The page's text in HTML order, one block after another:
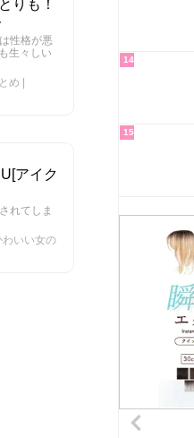
りも！
性格が悪
生々しい
め |
アイク
れてしま
いい女の
14
15